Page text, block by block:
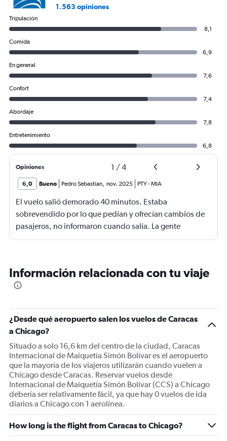
1.563 opiniones
Tripulación
8,1
Comida
6,9
En general
7,6
Confort
7,4
Abordaje
7,8
Entretenimiento
6,8
Opiniones 1 /4
6,0 Bueno Pedro Sebastian, nov. 2025 PTY-MIA
El vuelo salió demorado 40 minutos. Estaba
sobrevendido por lo que pedían y ofrecían cambios de
pasajeros, no informaron cuando salía. La gente
haciendo filas larguísimas para no quedarse sin viajar.
Información relacionada con tu viaje
¿Desde qué aeropuerto salen los vuelos de Caracas
a Chicago?
Situado a solo 16,6 km del centro de la ciudad, Caracas
Internacional de Maiquetía Simón Bolívar es el aeropuerto
que la mayoría de los viajeros utilizarán cuando vuelen a
Chicago desde Caracas. Reservar vuelos desde
Internacional de Maiquetía Simón Bolívar (CCS) a Chicago
debería ser relativamente fácil, ya que hay 0 vuelos de ida
diarios a Chicago con 1 aerolínea.
How long is the flight from Caracas to Chicago?